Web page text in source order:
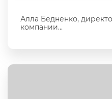
Алла Бедненко,
компании...